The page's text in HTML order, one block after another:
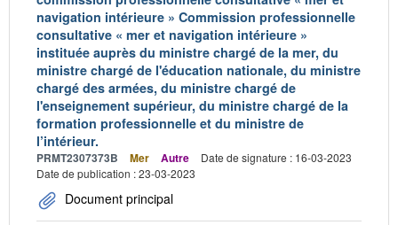
navigation intérieure » Commission professionnelle
consultative « mer et navigation intérieure »
instituée auprès du ministre chargé de la mer, du
ministre chargé de l'éducation nationale, du ministre
chargé des armées, du ministre chargé de
l'enseignement supérieur, du ministre chargé de la
formation professionnelle et du ministre de
l’intérieur.
PRMT2307373B Mer Autre
Date de signature : 16-03-2023
Date de publication : 23-03-2023
Document principal